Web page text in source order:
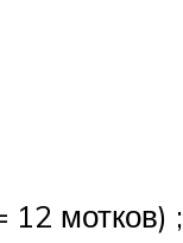
12 мотков) ;